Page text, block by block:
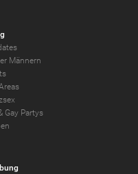
Männern
Gay Partys